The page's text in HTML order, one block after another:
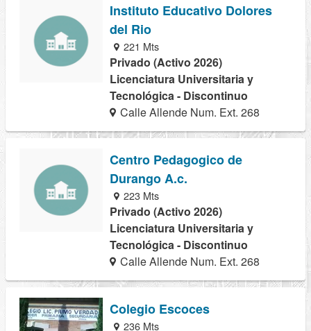
Instituto Educativo Dolores
del Rio
221 Mts
Privado (Activo 2026)
Licenciatura Universitaria y
Tecnológica - Discontinuo
Calle Allende Num. Ext. 268
Centro Pedagogico de
Durango A.c.
223 Mts
Privado (Activo 2026)
Licenciatura Universitaria y
Tecnológica - Discontinuo
Calle Allende Num. Ext. 268
Colegio Escoces
236 Mts